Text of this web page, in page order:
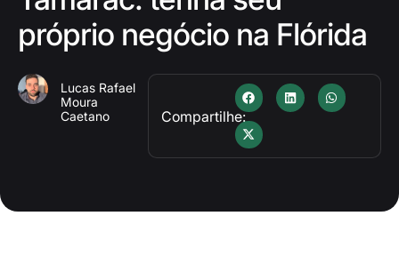
próprio negócio na Flórida
Lucas Rafael
Moura
Caetano
Compartilhe: